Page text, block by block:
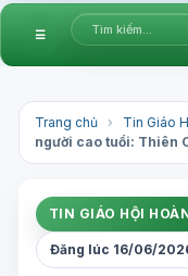
☰
Trang chủ › Tin Giáo
người cao tuổi: Thiên
TIN GIÁO HỘI
Đăng lúc 16/06/